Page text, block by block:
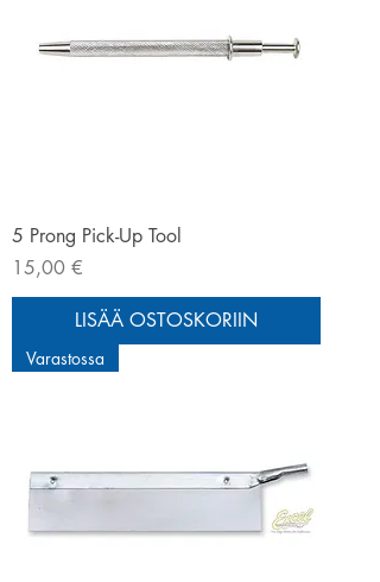
5 Prong Pick-Up Tool
Hinta
15,00 €
LISÄÄ OSTOSKORIIN
Varastossa